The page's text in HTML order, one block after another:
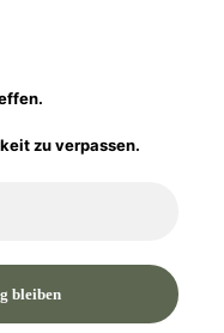
zu verpassen.